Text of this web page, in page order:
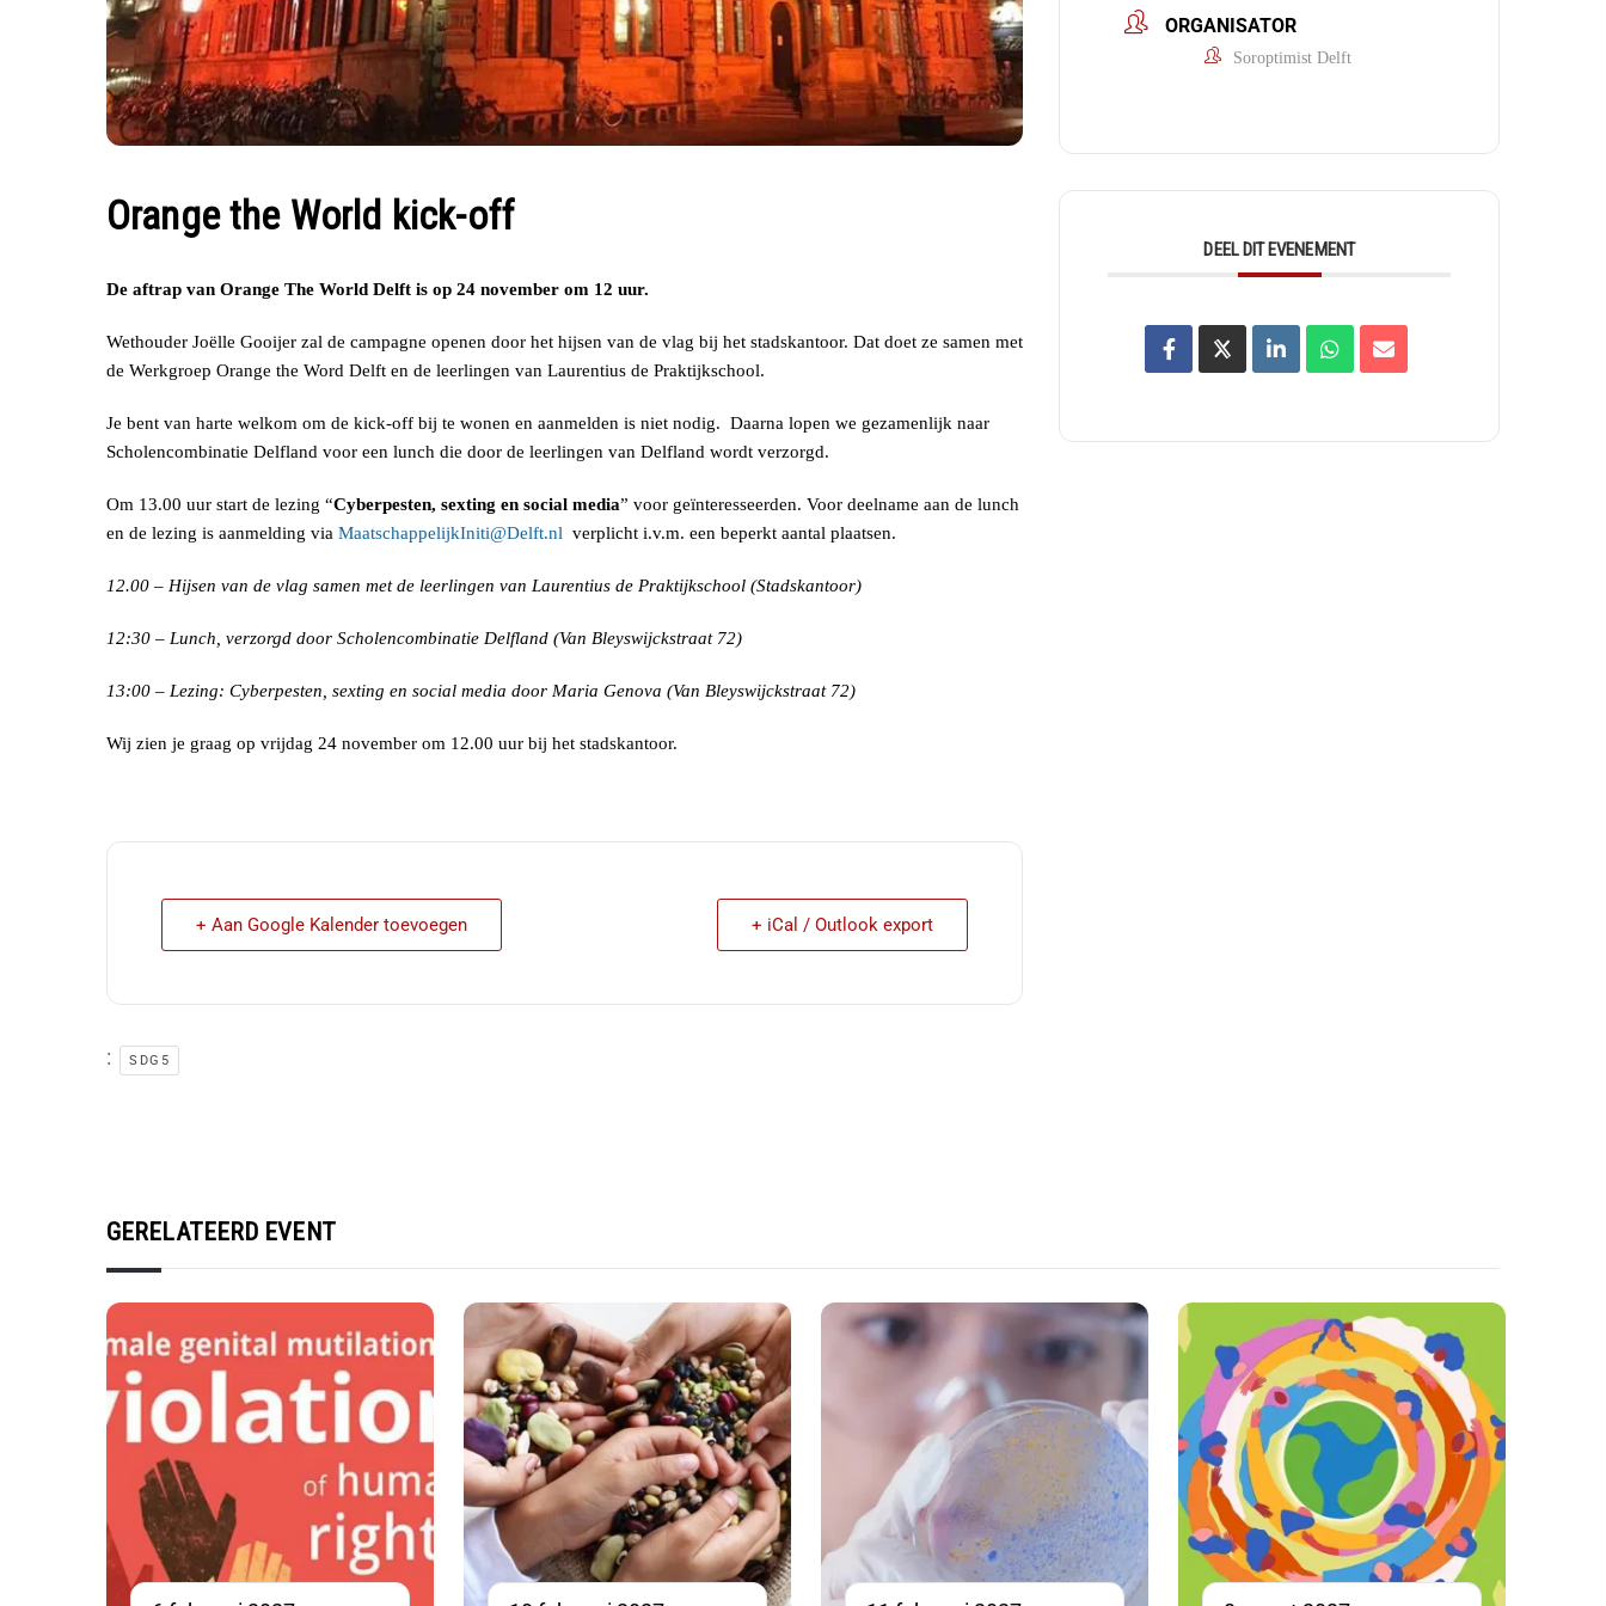
Orange the World kick-off
De aftrap van Orange The World Delft is op 24 november om 12 uur.
Wethouder Joëlle Gooijer zal de campagne openen door het hijsen van de vlag bij het stadskantoor. Dat doet ze samen met
de Werkgroep Orange the Word Delft en de leerlingen van Laurentius de Praktijkschool.
Je bent van harte welkom om de kick-off bij te wonen en aanmelden is niet nodig. Daarna lopen we gezamenlijk naar
Scholencombinatie Delfland voor een lunch die door de leerlingen van Delfland wordt verzorgd.
Om 13.00 uur start de lezing “Cyberpesten, sexting en social media” voor geïnteresseerden. Voor deelname aan de lunch
en de lezing is aanmelding via MaatschappelijkIniti@Delft.nl verplicht i.v.m. een beperkt aantal plaatsen.
12.00 – Hijsen van de vlag samen met de leerlingen van Laurentius de Praktijkschool (Stadskantoor)
12:30 – Lunch, verzorgd door Scholencombinatie Delfland (Van Bleyswijckstraat 72)
13:00 – Lezing: Cyberpesten, sexting en social media door Maria Genova (Van Bleyswijckstraat 72)
Wij zien je graag op vrijdag 24 november om 12.00 uur bij het stadskantoor.
+ Aan Google Kalender toevoegen + iCal / Outlook export
: SDG5
ORGANISATOR
Soroptimist Delft
DEEL DIT EVENEMENT
GERELATEERD EVENT